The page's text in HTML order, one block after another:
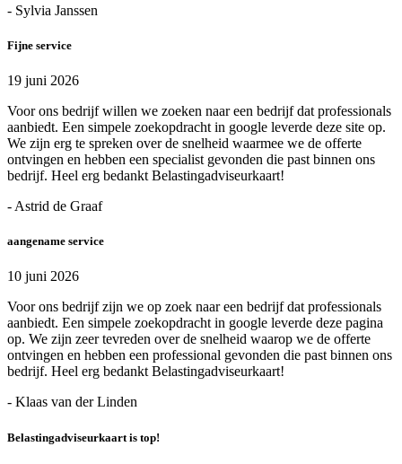
- Sylvia Janssen
Fijne service
19 juni 2026
Voor ons bedrijf willen we zoeken naar een bedrijf dat professionals
aanbiedt. Een simpele zoekopdracht in google leverde deze site op.
We zijn erg te spreken over de snelheid waarmee we de offerte
ontvingen en hebben een specialist gevonden die past binnen ons
bedrijf. Heel erg bedankt Belastingadviseurkaart!
- Astrid de Graaf
aangename service
10 juni 2026
Voor ons bedrijf zijn we op zoek naar een bedrijf dat professionals
aanbiedt. Een simpele zoekopdracht in google leverde deze pagina
op. We zijn zeer tevreden over de snelheid waarop we de offerte
ontvingen en hebben een professional gevonden die past binnen ons
bedrijf. Heel erg bedankt Belastingadviseurkaart!
- Klaas van der Linden
Belastingadviseurkaart is top!